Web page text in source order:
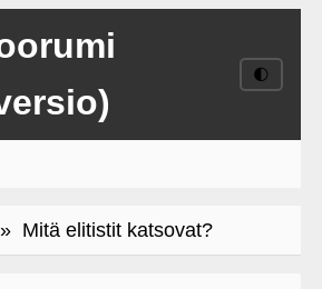
🌓
Mitä elitistit katsovat?